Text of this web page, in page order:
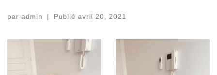
par admin | Publié avril 20, 2021